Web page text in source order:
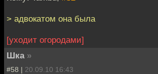
> адвокатом она была
[уходит огородами]
Шка »
#58 | 20.09.10 16:43